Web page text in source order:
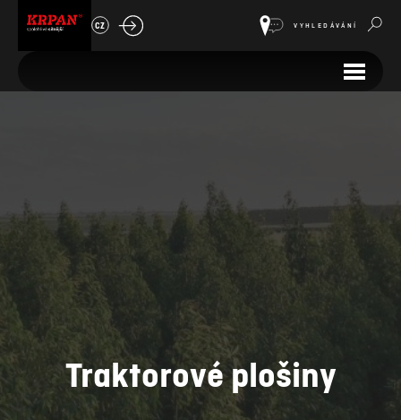
CZ VYHLEDÁVÁNÍ
Traktorové plošiny